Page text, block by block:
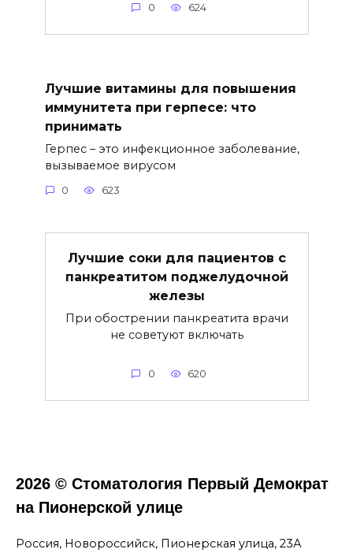
0 624
Лучшие витамины для повышения
иммунитета при герпесе: что
принимать
Герпес – это инфекционное заболевание,
вызываемое вирусом
0 623
Лучшие соки для пациентов с
панкреатитом поджелудочной
железы
При обострении панкреатита врачи
не советуют включать
0 620
2026 © Стоматология Первый Демократ
на Пионерской улице
Россия, Новороссийск, Пионерская улица, 23А